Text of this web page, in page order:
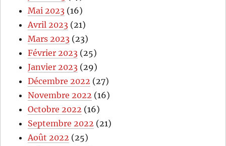
Mai 2023 (16)
Avril 2023 (21)
Mars 2023 (23)
Février 2023 (25)
Janvier 2023 (29)
Décembre 2022 (27)
Novembre 2022 (16)
Octobre 2022 (16)
Septembre 2022 (21)
Août 2022 (25)